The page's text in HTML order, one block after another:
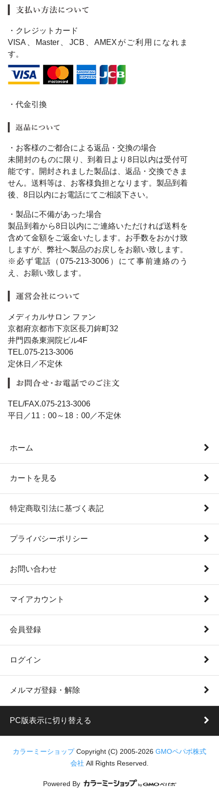
・クレジットカード
VISA、Master、JCB、AMEXがご利用になれま
す。
・代金引換
・お客様のご都合による返品・交換の場合
未開封のものに限り、到着日より8日以内は受付可
能です。開封されました製品は、返品・交換できま
せん。送料等は、お客様負担となります。製品到着
後、8日以内にお電話にてご相談下さい。
・製品に不備があった場合
製品到着から8日以内にご連絡いただければ送料を
含めて金額をご返金いたします。お手数をおかけ致
しますが、弊社へ製品のお戻しをお願い致します。
※必ず電話（075-213-3006）にて事前連絡のう
え、お願い致します。
メディカルサロン ファン
京都府京都市下京区長刀鉾町32
井門四条東洞院ビル4F
TEL.075-213-3006
定休日／不定休
TEL/FAX.075-213-3006
平日／11：00～18：00／不定休
ホーム
カートを見る
特定商取引法に基づく表記
プライバシーポリシー
お問い合わせ
マイアカウント
会員登録
ログイン
メルマガ登録・解除
PC版表示に切り替える
カラーミーショップCopyright (C) 2005-2026 GMOペパボ株式
会社 All Rights Reserved.
Powered By